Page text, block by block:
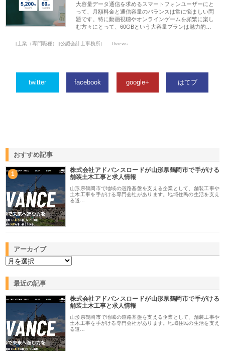
大容量データ通信を求めるスマートフォンユーザーにと
って、月額料金と通信容量のバランスは常に悩ましい問
題です。特に動画視聴やオンラインゲームを頻繁に楽し
む方々にとって、60GBという大容量プランは魅力的…
[士業（専門職種）][公認会計士事務所] 0views
twitter facebook google+ はてブ
おすすめ記事
1
株式会社アドバンスロードが山形県鶴岡市で手がける
舗装土木工事と求人情報
山形県鶴岡市で地域の道路基盤を支える企業として、舗装工事や
土木工事を手がける専門会社があります。地域住民の生活を支え
る道…
アーカイブ
最近の記事
株式会社アドバンスロードが山形県鶴岡市で手がける
舗装土木工事と求人情報
山形県鶴岡市で地域の道路基盤を支える企業として、舗装工事や
土木工事を手がける専門会社があります。地域住民の生活を支え
る道…